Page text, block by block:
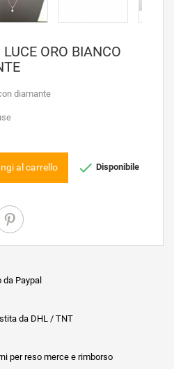
ORO BIANCO
diamante
al carrello  Disponibile
Paypal
da DHL / TNT
per reso merce e rimborso